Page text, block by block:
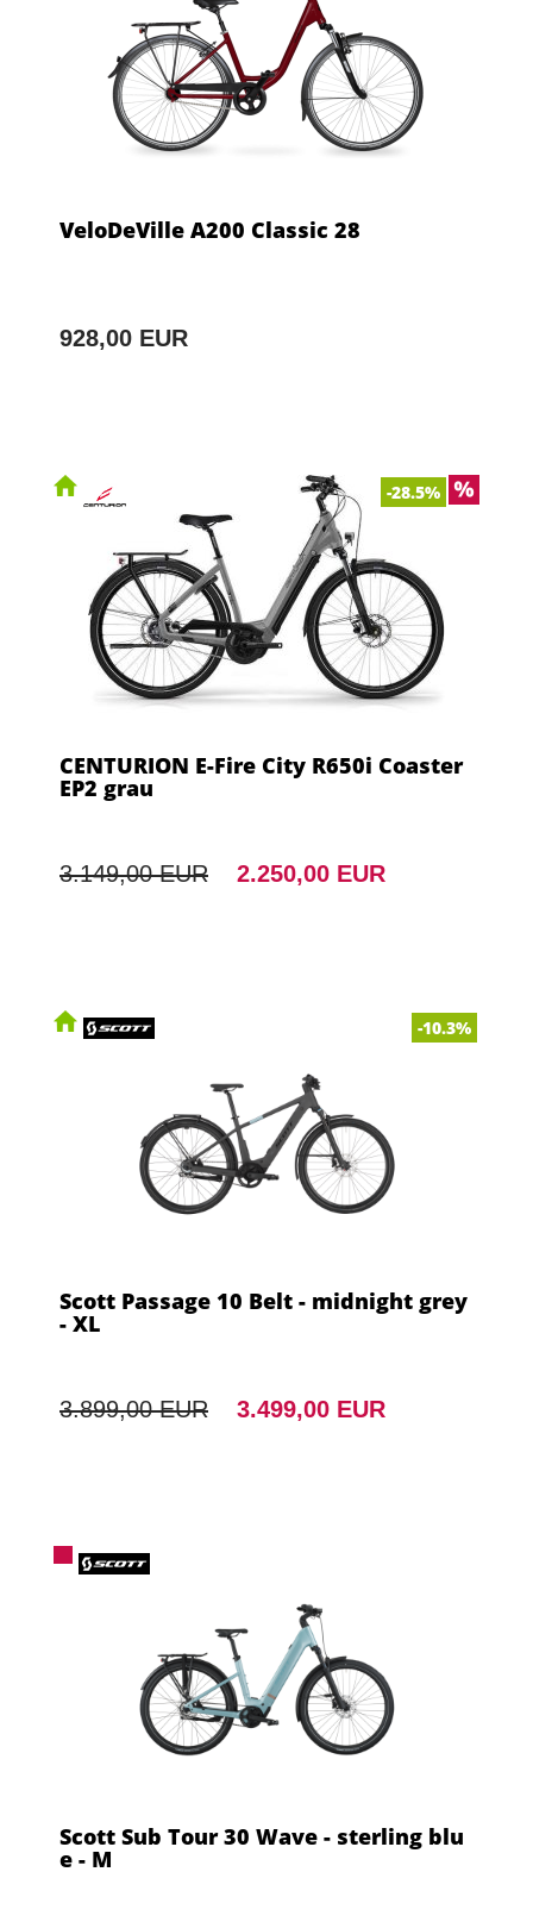
VeloDeVille A200 Classic 28
928,00 EUR
-28.5%
CENTURION E-Fire City R650i Coaster
EP2 grau
3.149,00 EUR 2.250,00 EUR
-10.3%
Scott Passage 10 Belt - midnight grey
- XL
3.899,00 EUR 3.499,00 EUR
Scott Sub Tour 30 Wave - sterling blu
e - M